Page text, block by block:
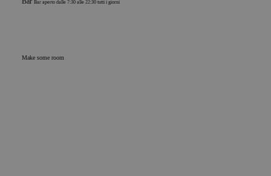
Bar aperto dalle 7:30 alle 22:30 tutti i giorni
Make some room